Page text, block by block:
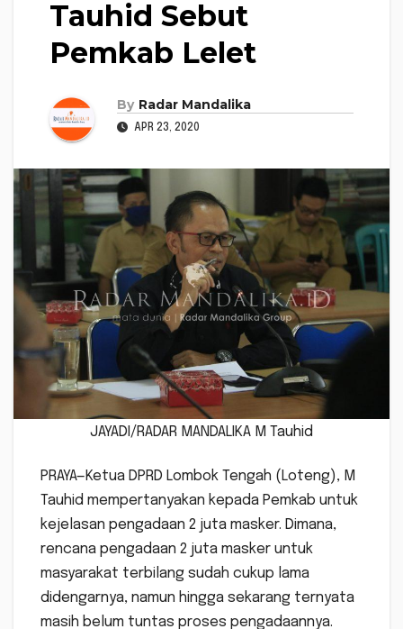
Tauhid Sebut
Pemkab Lelet
By Radar Mandalika
APR 23, 2020
JAYADI/RADAR MANDALIKA M Tauhid
PRAYA—Ketua DPRD Lombok Tengah (Loteng), M
Tauhid mempertanyakan kepada Pemkab untuk
kejelasan pengadaan 2 juta masker. Dimana,
rencana pengadaan 2 juta masker untuk
masyarakat terbilang sudah cukup lama
didengarnya, namun hingga sekarang ternyata
masih belum tuntas proses pengadaannya.